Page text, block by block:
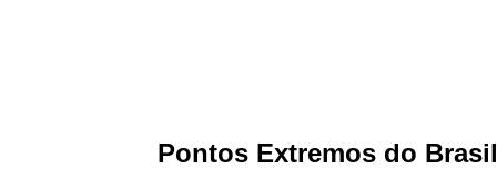
Pontos Extremos do Brasil